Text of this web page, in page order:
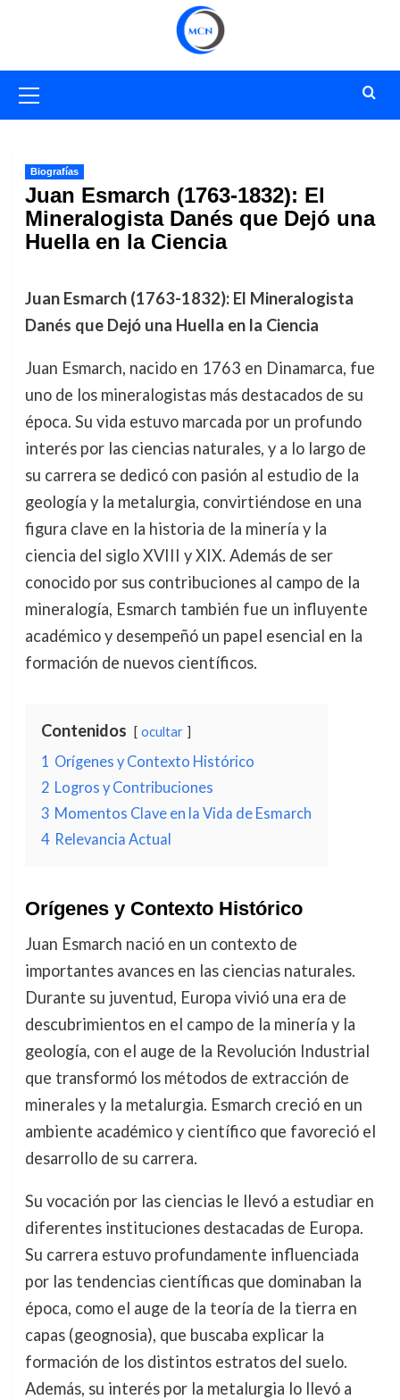
primario
Biografías
Juan Esmarch (1763-1832): El
Mineralogista Danés que Dejó una
Huella en la Ciencia
Juan Esmarch (1763-1832): El Mineralogista
Danés que Dejó una Huella en la Ciencia
Juan Esmarch, nacido en 1763 en Dinamarca, fue
uno de los mineralogistas más destacados de su
época. Su vida estuvo marcada por un profundo
interés por las ciencias naturales, y a lo largo de
su carrera se dedicó con pasión al estudio de la
geología y la metalurgia, convirtiéndose en una
figura clave en la historia de la minería y la
ciencia del siglo XVIII y XIX. Además de ser
conocido por sus contribuciones al campo de la
mineralogía, Esmarch también fue un influyente
académico y desempeñó un papel esencial en la
formación de nuevos científicos.
Contenidos ocultar
1 Orígenes y Contexto Histórico
2 Logros y Contribuciones
3 Momentos Clave en la Vida de Esmarch
4 Relevancia Actual
Orígenes y Contexto Histórico
Juan Esmarch nació en un contexto de
importantes avances en las ciencias naturales.
Durante su juventud, Europa vivió una era de
descubrimientos en el campo de la minería y la
geología, con el auge de la Revolución Industrial
que transformó los métodos de extracción de
minerales y la metalurgia. Esmarch creció en un
ambiente académico y científico que favoreció el
desarrollo de su carrera.
Su vocación por las ciencias le llevó a estudiar en
diferentes instituciones destacadas de Europa.
Su carrera estuvo profundamente influenciada
por las tendencias científicas que dominaban la
época, como el auge de la teoría de la tierra en
capas (geognosia), que buscaba explicar la
formación de los distintos estratos del suelo.
Además, su interés por la metalurgia lo llevó a